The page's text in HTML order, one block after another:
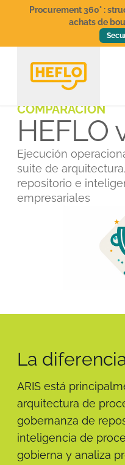
Procurement 360° :
achats de
COMPARACIÓN
HEFLO
Ejecución
suite de
repositorio e
empresariales
La
ARIS está
arquitectura de
gobernanza de
inteligencia de
gobierna y analiza